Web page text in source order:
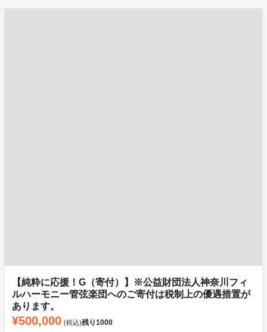
【純粋に応援！G（寄付）】※公益財団法人神奈川フィ
ルハーモニー管弦楽団へのご寄付は税制上の優遇措置が
あります。
¥500,000 (税込)残り1000